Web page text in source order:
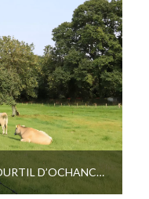
LES VADROUILLES DU PARC : LE COURTIL D’OCHANCOURT